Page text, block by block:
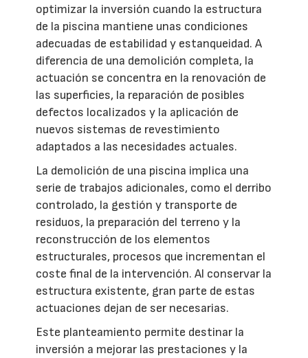
optimizar la inversión cuando la estructura
de la piscina mantiene unas condiciones
adecuadas de estabilidad y estanqueidad. A
diferencia de una demolición completa, la
actuación se concentra en la renovación de
las superficies, la reparación de posibles
defectos localizados y la aplicación de
nuevos sistemas de revestimiento
adaptados a las necesidades actuales.
La demolición de una piscina implica una
serie de trabajos adicionales, como el derribo
controlado, la gestión y transporte de
residuos, la preparación del terreno y la
reconstrucción de los elementos
estructurales, procesos que incrementan el
coste final de la intervención. Al conservar la
estructura existente, gran parte de estas
actuaciones dejan de ser necesarias.
Este planteamiento permite destinar la
inversión a mejorar las prestaciones y la